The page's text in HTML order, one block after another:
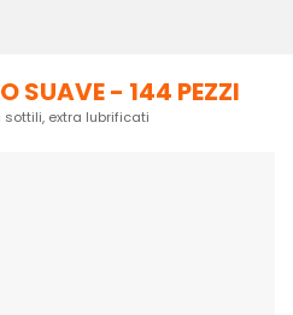
SUAVE - 144 PEZZI
sottili, extra lubrificati